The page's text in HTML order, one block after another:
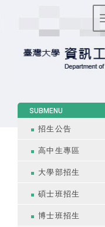
SUBMENU
招生公告
高中生專區
大學部招生
碩士班招生
博士班招生